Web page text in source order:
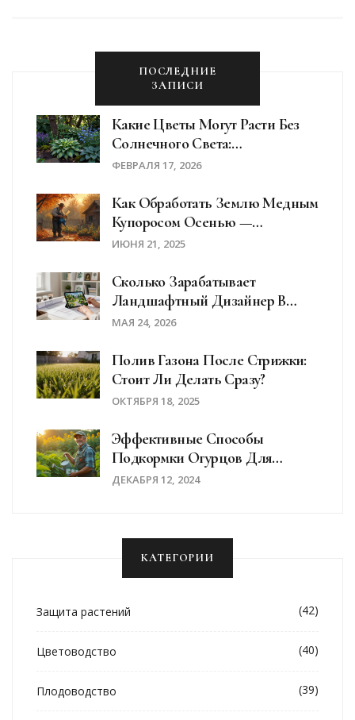
ПОСЛЕДНИЕ
ЗАПИСИ
Какие Цветы Могут Расти Без
Солнечного Света:
Теневыносливые Растения Для
ФЕВРАЛЯ 17, 2026
Как Обработать Землю Медным
Купоросом Осенью —
Практические Советы
ИЮНЯ 21, 2025
Сколько Зарабатывает
Ландшафтный Дизайнер В
России В 2026 Году: Реальные
МАЯ 24, 2026
Полив Газона После Стрижки:
Стоит Ли Делать Сразу?
ОКТЯБРЯ 18, 2025
Эффективные Способы
Подкормки Огурцов Для
Обильного Урожая
ДЕКАБРЯ 12, 2024
КАТЕГОРИИ
Защита растений (42)
Цветоводство (40)
Плодоводство (39)